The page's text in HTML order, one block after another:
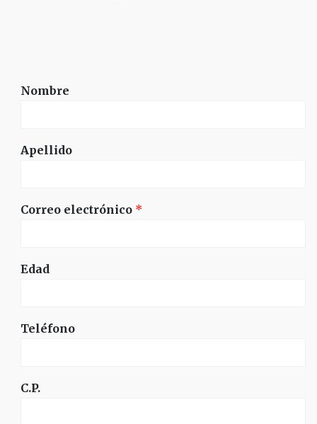
Nombre
Apellido
Correo electrónico *
Edad
Teléfono
C.P.